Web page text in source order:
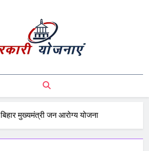
Yojnaye
सरकारी योजनाएं | Central Government
| State Government Schemes |
PM Modi Yojna | Pradhanmantri Yojna |
Modi Schemes | Place To Find All The
बिहार मुख्यमंत्री जन आरोग्य योजना